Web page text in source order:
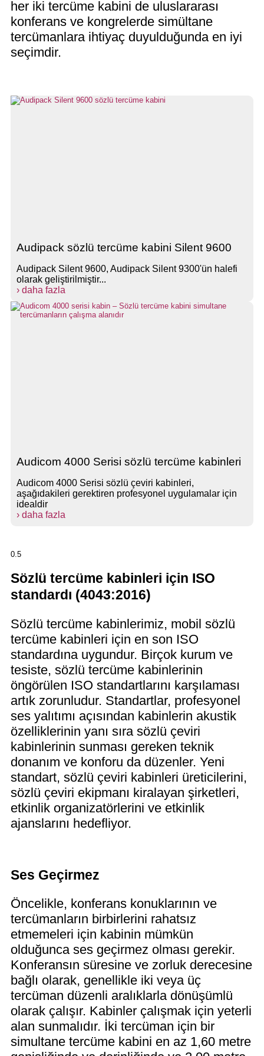
her iki tercüme kabini de uluslararası
konferans ve kongrelerde simültane
tercümanlara ihtiyaç duyulduğunda en iyi
seçimdir.
Audipack sözlü tercüme kabini Silent 9600
Audipack Silent 9600, Audipack Silent 9300'ün halefi
olarak geliştirilmiştir...
› daha fazla
Audicom 4000 Serisi sözlü tercüme kabinleri
Audicom 4000 Serisi sözlü çeviri kabinleri,
aşağıdakileri gerektiren profesyonel uygulamalar için
idealdir
› daha fazla
Sözlü tercüme kabinleri için ISO
standardı (4043:2016)
Sözlü tercüme kabinlerimiz, mobil sözlü
tercüme kabinleri için en son ISO
standardına uygundur. Birçok kurum ve
tesiste, sözlü tercüme kabinlerinin
öngörülen ISO standartlarını karşılaması
artık zorunludur. Standartlar, profesyonel
ses yalıtımı açısından kabinlerin akustik
özelliklerinin yanı sıra sözlü çeviri
kabinlerinin sunması gereken teknik
donanım ve konforu da düzenler. Yeni
standart, sözlü çeviri kabinleri üreticilerini,
sözlü çeviri ekipmanı kiralayan şirketleri,
etkinlik organizatörlerini ve etkinlik
ajanslarını hedefliyor.
Ses Geçirmez
Öncelikle, konferans konuklarının ve
tercümanların birbirlerini rahatsız
etmemeleri için kabinin mümkün
olduğunca ses geçirmez olması gerekir.
Konferansın süresine ve zorluk derecesine
bağlı olarak, genellikle iki veya üç
tercüman düzenli aralıklarla dönüşümlü
olarak çalışır. Kabinler çalışmak için yeterli
alan sunmalıdır. İki tercüman için bir
simultane tercüme kabini en az 1,60 metre